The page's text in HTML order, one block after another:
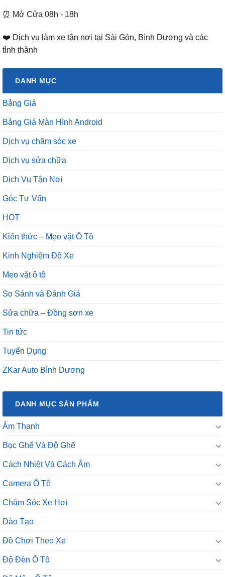
⏰ Mở Cửa 08h - 18h
❤️ Dịch vụ làm xe tận nơi tại Sài Gòn, Bình Dương và các
tỉnh thành
DANH MỤC
Bảng Giá
Bảng Giá Màn Hình Android
Dịch vụ chăm sóc xe
Dịch vụ sửa chữa
Dịch Vụ Tận Nơi
Góc Tư Vấn
HOT
Kiến thức – Mẹo vặt Ô Tô
Kinh Nghiệm Độ Xe
Mẹo vặt ô tô
So Sánh và Đánh Giá
Sửa chữa – Đồng sơn xe
Tin tức
Tuyển Dụng
ZKar Auto Bình Dương
DANH MỤC SẢN PHẨM
Âm Thanh
Bọc Ghế Và Độ Ghế
Cách Nhiệt Và Cách Âm
Camera Ô Tô
Chăm Sóc Xe Hơi
Đào Tạo
Đồ Chơi Theo Xe
Độ Đèn Ô Tô